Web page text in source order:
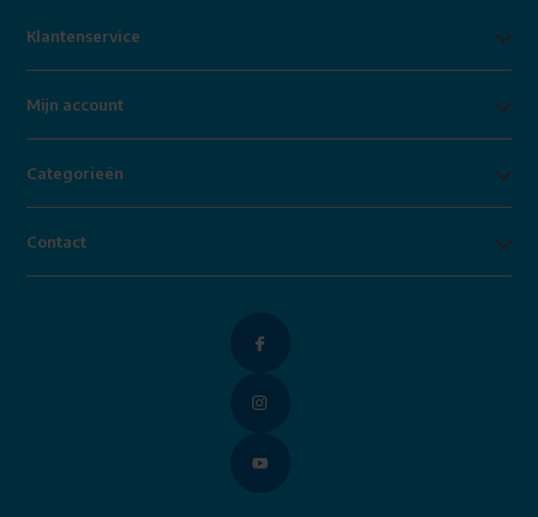
Klantenservice
Mijn account
Categorieën
Contact